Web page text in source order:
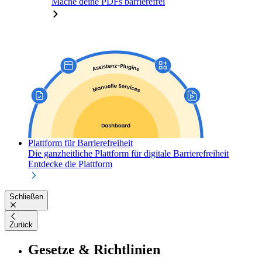
Plattform für Barrierefreiheit
Die ganzheitliche Plattform für digitale Barrierefreiheit
Entdecke die Plattform
Schließen
Zurück
Gesetze & Richtlinien